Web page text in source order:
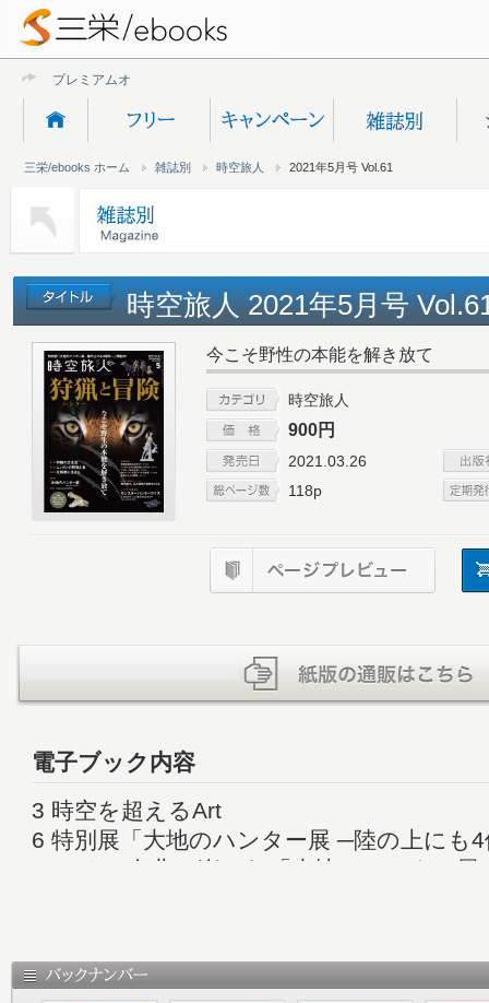
プレミアムオンライン
三栄/ebooks ホーム 雑誌別 時空旅人 2021年5月号 Vol.61
時空旅人 2021年5月号
今こそ野性の本能を解き放て
時空旅人
900円
2021.03.26
118p
電子ブック内容
3 時空を超えるArt
6 特別展「大地のハンター展 ─陸の上にも
ロックの名曲で楽しむ「大地のハンター展
20 今こそ野生の本能を解き放て 狩猟（ハ
23 第一章 狩猟の文化史